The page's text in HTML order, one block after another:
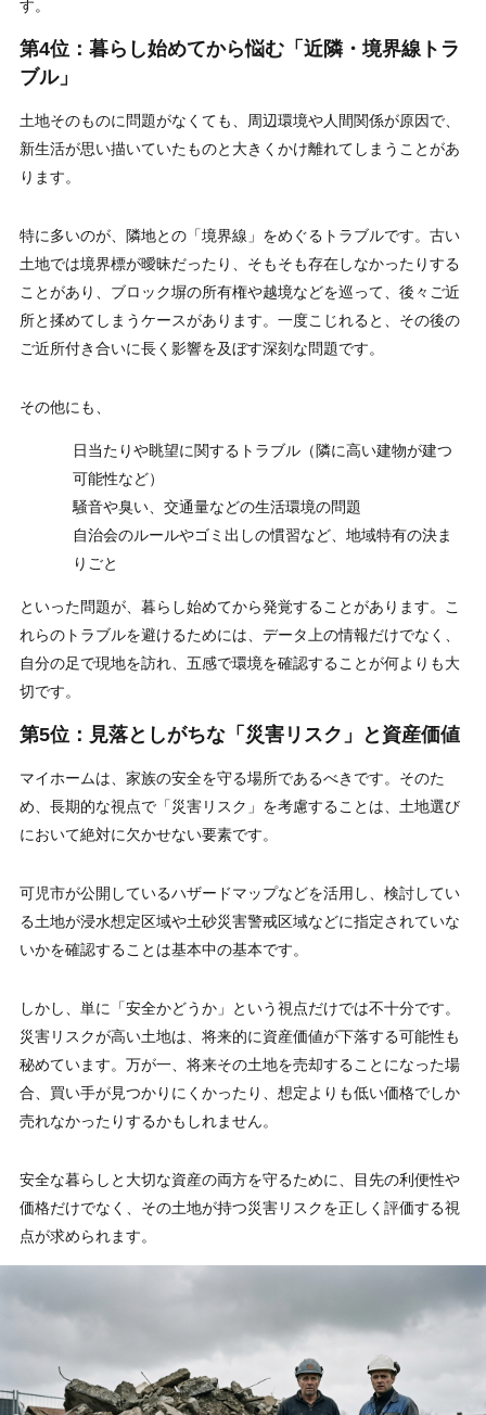
す。
第4位：暮らし始めてから悩む「近隣・境界線トラ
ブル」
土地そのものに問題がなくても、周辺環境や人間関係が原因で、
新生活が思い描いていたものと大きくかけ離れてしまうことがあ
ります。
特に多いのが、隣地との「境界線」をめぐるトラブルです。古い
土地では境界標が曖昧だったり、そもそも存在しなかったりする
ことがあり、ブロック塀の所有権や越境などを巡って、後々ご近
所と揉めてしまうケースがあります。一度こじれると、その後の
ご近所付き合いに長く影響を及ぼす深刻な問題です。
その他にも、
日当たりや眺望に関するトラブル（隣に高い建物が建つ
可能性など）
騒音や臭い、交通量などの生活環境の問題
自治会のルールやゴミ出しの慣習など、地域特有の決ま
りごと
といった問題が、暮らし始めてから発覚することがあります。こ
れらのトラブルを避けるためには、データ上の情報だけでなく、
自分の足で現地を訪れ、五感で環境を確認することが何よりも大
切です。
第5位：見落としがちな「災害リスク」と資産価値
マイホームは、家族の安全を守る場所であるべきです。そのた
め、長期的な視点で「災害リスク」を考慮することは、土地選び
において絶対に欠かせない要素です。
可児市が公開しているハザードマップなどを活用し、検討してい
る土地が浸水想定区域や土砂災害警戒区域などに指定されていな
いかを確認することは基本中の基本です。
しかし、単に「安全かどうか」という視点だけでは不十分です。
災害リスクが高い土地は、将来的に資産価値が下落する可能性も
秘めています。万が一、将来その土地を売却することになった場
合、買い手が見つかりにくかったり、想定よりも低い価格でしか
売れなかったりするかもしれません。
安全な暮らしと大切な資産の両方を守るために、目先の利便性や
価格だけでなく、その土地が持つ災害リスクを正しく評価する視
点が求められます。